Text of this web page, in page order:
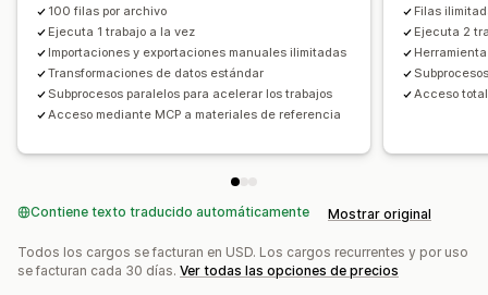
Actualizaciones masivas
Descuentos Inventario
Productos
Cambio de plataforma
100 filas por archivo
Ejecuta 1 trabajo a la vez
Importaciones y exportaciones manuales ilimitadas
Transformaciones de datos estándar
Subprocesos paralelos para acelerar los trabajos
Acceso mediante MCP a materiales de referencia
Filas
Ejecuta 2
Acceso
Contiene texto traducido automáticamente Mostrar original
Todos los cargos se facturan en USD. Los cargos recurrentes y por uso
se facturan cada 30 días. Ver todas las opciones de precios